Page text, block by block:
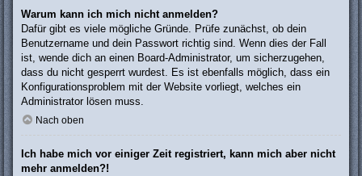
Warum kann ich mich nicht anmelden?
Dafür gibt es viele mögliche Gründe. Prüfe zunächst, ob dein
Benutzername und dein Passwort richtig sind. Wenn dies der Fall
ist, wende dich an einen Board-Administrator, um sicherzugehen,
dass du nicht gesperrt wurdest. Es ist ebenfalls möglich, dass ein
Konfigurationsproblem mit der Website vorliegt, welches ein
Administrator lösen muss.
Nach oben
Ich habe mich vor einiger Zeit registriert, kann mich aber nicht
mehr anmelden?!